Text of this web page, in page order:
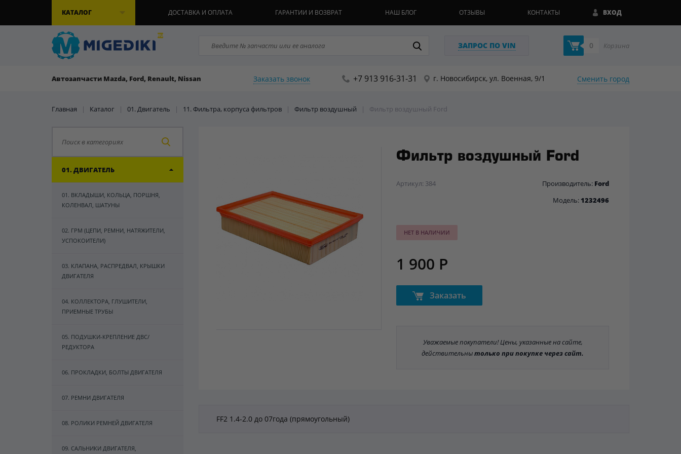
КАТАЛОГ ВХОД
ДОСТАВКА И ОПЛАТА ГАРАНТИИ И ВОЗВРАТ НАШ БЛОГ ОТЗЫВЫ КОНТАКТЫ
ЗАПРОС ПО VIN 0 Корзина
Автозапчасти Mazda, Ford, Renault, Nissan Заказать звонок +7 913 916-31-31 г. Новосибирск, ул. Военная, 9/1 Сменить город
Главная | Каталог | 01. Двигатель | 11. Фильтра, корпуса фильтров | Фильтр воздушный | Фильтр воздушный Ford
01. ДВИГАТЕЛЬ
01. ВКЛАДЫШИ, КОЛЬЦА, ПОРШНЯ,
КОЛЕНВАЛ, ШАТУНЫ
02. ГРМ (ЦЕПИ, РЕМНИ, НАТЯЖИТЕЛИ,
УСПОКОИТЕЛИ)
03. КЛАПАНА, РАСПРЕДВАЛ, КРЫШКИ
ДВИГАТЕЛЯ
04. КОЛЛЕКТОРА, ГЛУШИТЕЛИ,
ПРИЕМНЫЕ ТРУБЫ
05. ПОДУШКИ-КРЕПЛЕНИЕ ДВС/
РЕДУКТОРА
06. ПРОКЛАДКИ, БОЛТЫ ДВИГАТЕЛЯ
07. РЕМНИ ДВИГАТЕЛЯ
08. РОЛИКИ РЕМНЕЙ ДВИГАТЕЛЯ
09. САЛЬНИКИ ДВИГАТЕЛЯ,
Фильтр воздушный Ford
Артикул: 384 Производитель: Ford
Модель: 1232496
НЕТ В НАЛИЧИИ
1 900 Р
Заказать
Уважаемые покупатели! Цены, указанные на сайте,
действительнытолько при покупке через сайт.
FF2 1.4-2.0 до 07года (прямоугольный)